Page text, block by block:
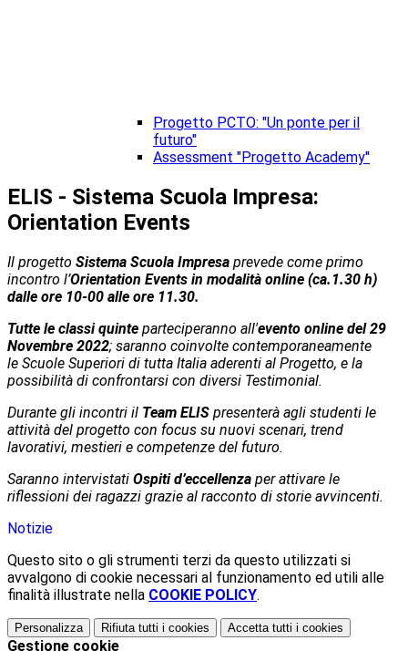
Progetto PCTO: "Un ponte per il
futuro"
Assessment "Progetto Academy"
ELIS - Sistema Scuola Impresa:
Orientation Events
Il progetto Sistema Scuola Impresa prevede come primo
incontro l’Orientation Events in modalità online (ca.1.30 h)
dalle ore 10-00 alle ore 11.30.
Tutte le classi quinte parteciperanno all'evento online del 29
Novembre 2022; saranno coinvolte contemporaneamente
le Scuole Superiori di tutta Italia aderenti al Progetto, e la
possibilità di confrontarsi con diversi Testimonial.
Durante gli incontri il Team ELIS presenterà agli studenti le
attività del progetto con focus su nuovi scenari, trend
lavorativi, mestieri e competenze del futuro.
Saranno intervistati Ospiti d’eccellenza per attivare le
riflessioni dei ragazzi grazie al racconto di storie avvincenti.
Notizie
Questo sito o gli strumenti terzi da questo utilizzati si
avvalgono di cookie necessari al funzionamento ed utili alle
finalità illustrate nella COOKIE POLICY.
Personalizza Rifiuta tutti i cookies Accetta tutti i cookies
Gestione cookie